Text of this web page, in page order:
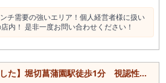
チ需要の強いエリア！個人経営者様に扱い
内！ 是非一度お問い合わせください！
蒲園駅徒歩1分 視認性◎角地1階路面のラーメン居抜き店舗！【葛飾区】